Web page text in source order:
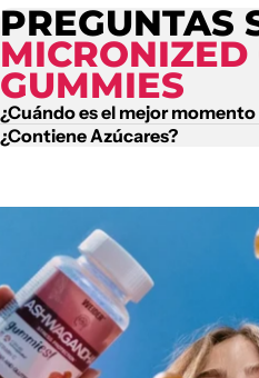
PREGUNTAS
MICRONIZED
GUMMIES
¿Cuándo es el mejor
¿Contiene Azúcares?